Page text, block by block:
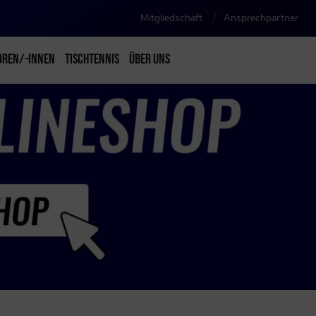
Mitgliedschaft Ansprechpartner
INNEN TISCHTENNIS ÜBER UNS